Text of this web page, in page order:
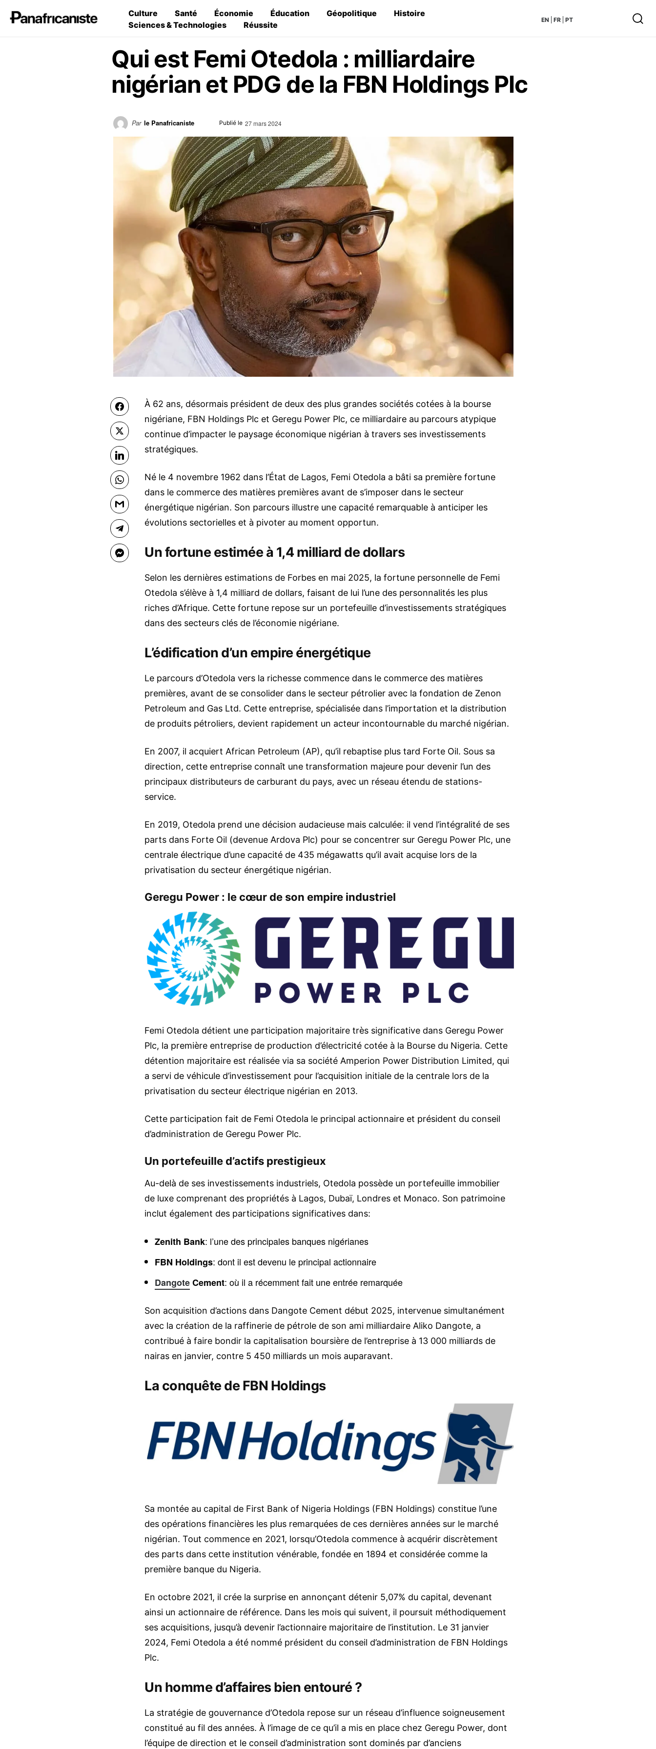
Culture Santé Économie Éducation Géopolitique
Histoire
Sciences & Technologies
Réussite
Qui est Femi Otedola : milliardaire
nigérian et PDG de la FBN Holdings Plc
Par le Panafricaniste Publié le 27 mars 2024
Facebook
X
LinkedIn
WhatsApp
Gmail
Telegram
Facebook Messenger
À 62 ans, désormais président de deux des plus grandes sociétés cotées à la bourse
nigériane, FBN Holdings Plc et Geregu Power Plc, ce milliardaire au parcours atypique
continue d’impacter le paysage économique nigérian à travers ses investissements
stratégiques.
Né le 4 novembre 1962 dans l’État de Lagos, Femi Otedola a bâti sa première fortune
dans le commerce des matières premières avant de s’imposer dans le secteur
énergétique nigérian. Son parcours illustre une capacité remarquable à anticiper les
évolutions sectorielles et à pivoter au moment opportun.
Un fortune estimée à 1,4 milliard de dollars
Selon les dernières estimations de Forbes en mai 2025, la fortune personnelle de Femi
Otedola s’élève à 1,4 milliard de dollars, faisant de lui l’une des personnalités les plus
riches d’Afrique. Cette fortune repose sur un portefeuille d’investissements stratégiques
dans des secteurs clés de l’économie nigériane.
L’édification d’un empire énergétique
Le parcours d’Otedola vers la richesse commence dans le commerce des matières
premières, avant de se consolider dans le secteur pétrolier avec la fondation de Zenon
Petroleum and Gas Ltd. Cette entreprise, spécialisée dans l’importation et la distribution
de produits pétroliers, devient rapidement un acteur incontournable du marché nigérian.
En 2007, il acquiert African Petroleum (AP), qu’il rebaptise plus tard Forte Oil. Sous sa
direction, cette entreprise connaît une transformation majeure pour devenir l’un des
principaux distributeurs de carburant du pays, avec un réseau étendu de stations-
service.
En 2019, Otedola prend une décision audacieuse mais calculée: il vend l’intégralité de ses
parts dans Forte Oil (devenue Ardova Plc) pour se concentrer sur Geregu Power Plc, une
centrale électrique d’une capacité de 435 mégawatts qu’il avait acquise lors de la
privatisation du secteur énergétique nigérian.
Geregu Power : le cœur de son empire industriel
Femi Otedola détient une participation majoritaire très significative dans Geregu Power
Plc, la première entreprise de production d’électricité cotée à la Bourse du Nigeria. Cette
détention majoritaire est réalisée via sa société Amperion Power Distribution Limited, qui
a servi de véhicule d’investissement pour l’acquisition initiale de la centrale lors de la
privatisation du secteur électrique nigérian en 2013.
Cette participation fait de Femi Otedola le principal actionnaire et président du conseil
d’administration de Geregu Power Plc.
Un portefeuille d’actifs prestigieux
Au-delà de ses investissements industriels, Otedola possède un portefeuille immobilier
de luxe comprenant des propriétés à Lagos, Dubaï, Londres et Monaco. Son patrimoine
inclut également des participations significatives dans:
Zenith Bank: l’une des principales banques nigérianes
FBN Holdings: dont il est devenu le principal actionnaire
DangoteCement: où il a récemment fait une entrée remarquée
Son acquisition d’actions dans Dangote Cement début 2025, intervenue simultanément
avec la création de la raffinerie de pétrole de son ami milliardaire Aliko Dangote, a
contribué à faire bondir la capitalisation boursière de l’entreprise à 13 000 milliards de
nairas en janvier, contre 5 450 milliards un mois auparavant.
La conquête de FBN Holdings
Sa montée au capital de First Bank of Nigeria Holdings (FBN Holdings) constitue l’une
des opérations financières les plus remarquées de ces dernières années sur le marché
nigérian. Tout commence en 2021, lorsqu’Otedola commence à acquérir discrètement
des parts dans cette institution vénérable, fondée en 1894 et considérée comme la
première banque du Nigeria.
En octobre 2021, il crée la surprise en annonçant détenir 5,07% du capital, devenant
ainsi un actionnaire de référence. Dans les mois qui suivent, il poursuit méthodiquement
ses acquisitions, jusqu’à devenir l’actionnaire majoritaire de l’institution. Le 31 janvier
2024, Femi Otedola a été nommé président du conseil d’administration de FBN Holdings
Plc.
Un homme d’affaires bien entouré ?
La stratégie de gouvernance d’Otedola repose sur un réseau d’influence soigneusement
constitué au fil des années. À l’image de ce qu’il a mis en place chez Geregu Power, dont
l’équipe de direction et le conseil d’administration sont dominés par d’anciens
EN FR PT